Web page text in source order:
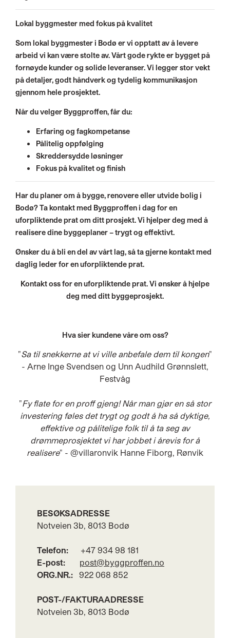
Lokal byggmester med fokus på kvalitet
Som lokal byggmester i Bodø er vi opptatt av å levere
arbeid vi kan være stolte av. Vårt gode rykte er bygget på
fornøyde kunder og solide leveranser. Vi legger stor vekt
på detaljer, godt håndverk og tydelig kommunikasjon
gjennom hele prosjektet.
Når du velger Byggproffen, får du:
Erfaring og fagkompetanse
Pålitelig oppfølging
Skreddersydde løsninger
Fokus på kvalitet og finish
Har du planer om å bygge, renovere eller utvide bolig i
Bodø? Ta kontakt med Byggproffen i dag for en
uforpliktende prat om ditt prosjekt. Vi hjelper deg med å
realisere dine byggeplaner – trygt og effektivt.
Ønsker du å bli en del av vårt lag, så ta gjerne kontakt med
daglig leder for en uforpliktende prat.
Kontakt oss for en uforpliktende prat. Vi ønsker å hjelpe
deg med ditt byggeprosjekt.
Hva sier kundene våre om oss?
"Sa til snekkerne at vi ville anbefale dem til kongen"
- Arne Inge Svendsen og Unn Audhild Grønnslett,
Festvåg
"Fy flate for en proff gjeng! Når man gjør en så stor
investering føles det trygt og godt å ha så dyktige,
effektive og pålitelige folk til å ta seg av
drømmeprosjektet vi har jobbet i årevis for å
realisere" - @villaronvik Hanne Fiborg, Rønvik
BESØKSADRESSE
Notveien 3b, 8013 Bodø
Telefon: +47 934 98 181
E-post:
post@byggproffen.no
ORG.NR.: 922 068 852
POST-/FAKTURAADRESSE
Notveien 3b, 8013 Bodø